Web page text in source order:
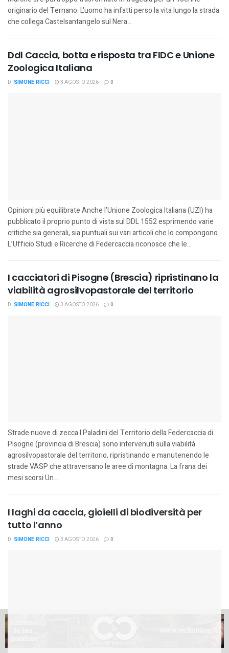
originario del Ternano. L'uomo ha infatti perso la vita lungo la strada
che collega Castelsantangelo sul Nera...
Ddl Caccia, botta e risposta tra FIDC e Unione
Zoologica Italiana
DI SIMONE RICCI 3 AGOSTO 2026 0
Opinioni più equilibrate Anche l’Unione Zoologica Italiana (UZI) ha
pubblicato il proprio punto di vista sul DDL 1552 esprimendo varie
critiche sia generali, sia puntuali sui vari articoli che lo compongono.
L’Ufficio Studi e Ricerche di Federcaccia riconosce che le...
I cacciatori di Pisogne (Brescia) ripristinano la
viabilità agrosilvopastorale del territorio
DI SIMONE RICCI 3 AGOSTO 2026 0
Strade nuove di zecca I Paladini del Territorio della Federcaccia di
Pisogne (provincia di Brescia) sono intervenuti sulla viabilità
agrosilvopastorale del territorio, ripristinando e manutenendo le
strade VASP che attraversano le aree di montagna. La frana dei
mesi scorsi Un...
I laghi da caccia, gioielli di biodiversità per
tutto l’anno
DI SIMONE RICCI 3 AGOSTO 2026 0